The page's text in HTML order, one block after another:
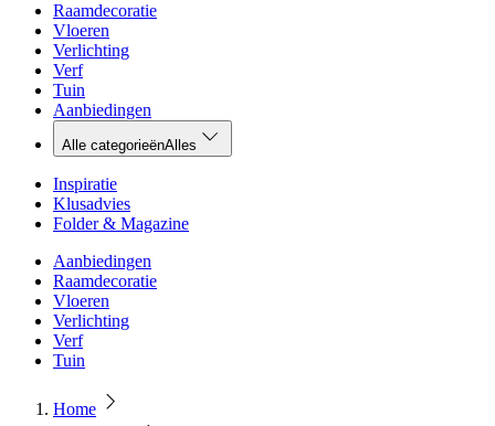
Raamdecoratie
Vloeren
Verlichting
Verf
Tuin
Aanbiedingen
Alle categorieënAlles
Inspiratie
Klusadvies
Folder & Magazine
Aanbiedingen
Raamdecoratie
Vloeren
Verlichting
Verf
Tuin
Home